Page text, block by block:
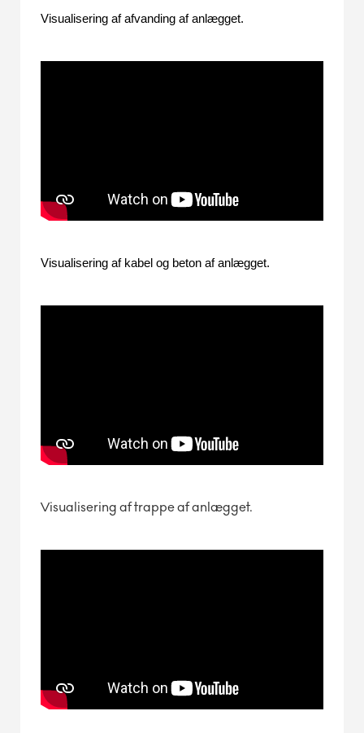
Visualisering af afvanding af anlægget.
Visualisering af kabel og beton af anlægget.
Visualisering af trappe af anlægget.